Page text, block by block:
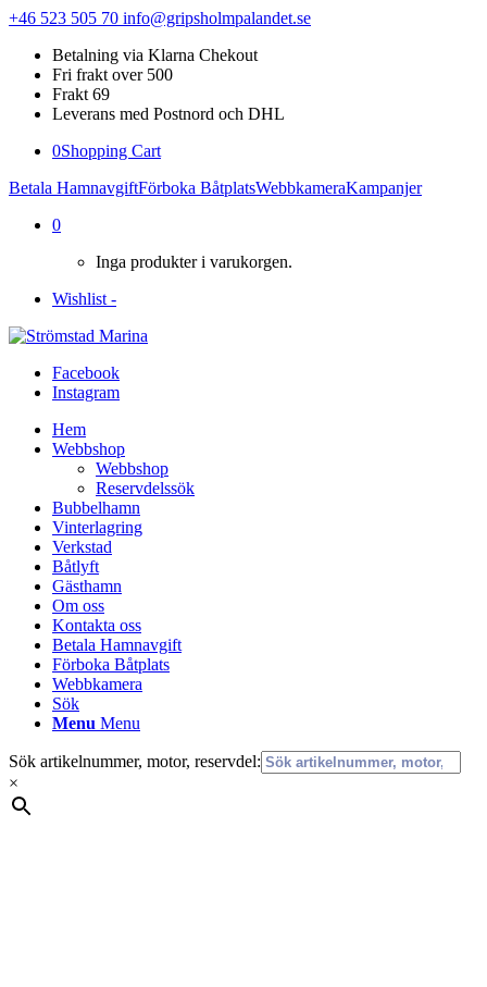
+46 523 505 70 info@gripsholmpalandet.se
Betalning via Klarna Chekout
Fri frakt over 500
Frakt 69
Leverans med Postnord och DHL
0Shopping Cart
Betala HamnavgiftFörboka BåtplatsWebbkameraKampanjer
0
Inga produkter i varukorgen.
Wishlist -
Facebook
Instagram
Hem
Webbshop
Webbshop
Reservdelssök
Bubbelhamn
Vinterlagring
Verkstad
Båtlyft
Gästhamn
Om oss
Kontakta oss
Betala Hamnavgift
Förboka Båtplats
Webbkamera
Sök
Menu Menu
Sök artikelnummer, motor, reservdel:
×